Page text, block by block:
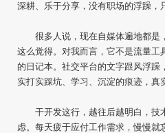
深耕、乐于分享，没有职场的浮躁，
很多人说，现在自媒体遍地都是
这么觉得。对我而言，它不是流量工
的日记本。社交平台的文字跟风浮
实打实踩坑、学习、沉淀的痕迹，真
干开发这行，越往后越明白，技
虑。每天疲于应付工作需求，慢慢